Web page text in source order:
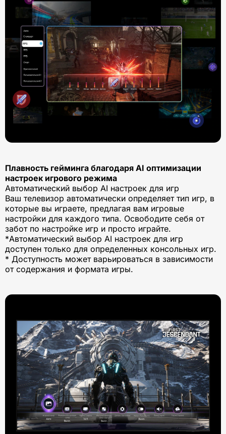
Плавность гейминга благодаря AI оптимизации
настроек игрового режима
Автоматический выбор AI настроек для игр
Ваш телевизор автоматически определяет тип игр, в
которые вы играете, предлагая вам игровые
настройки для каждого типа. Освободите себя от
забот по настройке игр и просто играйте.
*Автоматический выбор AI настроек для игр
доступен только для определенных консольных игр.
* Доступность может варьироваться в зависимости
от содержания и формата игры.